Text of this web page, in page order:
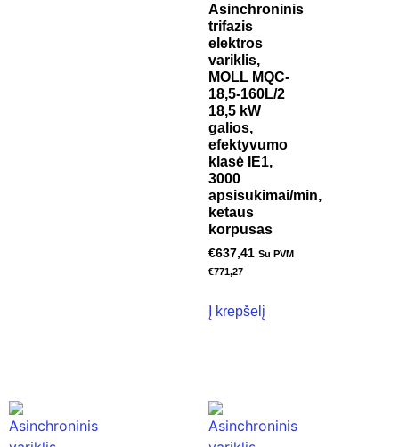
Asinchroninis
trifazis
elektros
variklis,
MOLL MQC-
18,5-160L/2
18,5 kW
galios,
efektyvumo
klasė IE1,
3000
apsisukimai/min,
ketaus
korpusas
€637,41 Su PVM
€771,27
Į krepšelį